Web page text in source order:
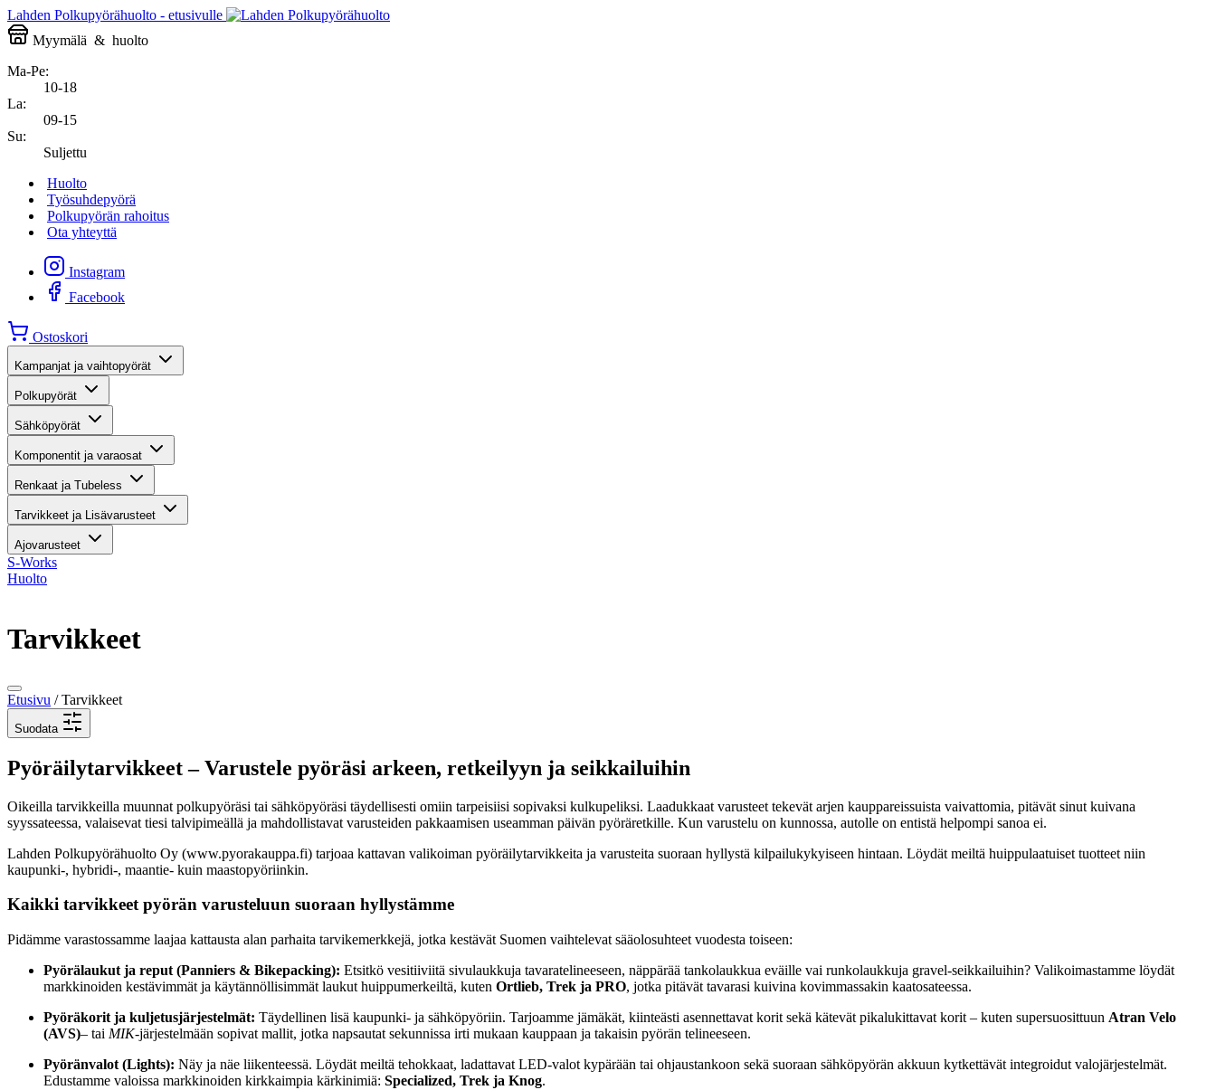
Lahden Polkupyörähuolto - etusivulle
Myymälä & huolto
Ma-Pe:
10-18
La:
09-15
Su:
Suljettu
Huolto
Työsuhdepyörä
Polkupyörän rahoitus
Ota yhteyttä
Instagram
Facebook
Ostoskori
Kampanjat ja vaihtopyörät
Polkupyörät
Sähköpyörät
Komponentit ja varaosat
Renkaat ja Tubeless
Tarvikkeet ja Lisävarusteet
Ajovarusteet
S-Works
Huolto
Tarvikkeet
Etusivu / Tarvikkeet
Suodata
Pyöräilytarvikkeet – Varustele pyöräsi arkeen, retkeilyyn ja seikkailuihin
Oikeilla tarvikkeilla muunnat polkupyöräsi tai sähköpyöräsi täydellisesti omiin tarpeisiisi sopivaksi kulkupeliksi. Laadukkaat varusteet tekevät arjen kauppareissuista vaivattomia, pitävät sinut kuivana
syyssateessa, valaisevat tiesi talvipimeällä ja mahdollistavat varusteiden pakkaamisen useamman päivän pyöräretkille. Kun varustelu on kunnossa, autolle on entistä helpompi sanoa ei.
Lahden Polkupyörähuolto Oy (www.pyorakauppa.fi) tarjoaa kattavan valikoiman pyöräilytarvikkeita ja varusteita suoraan hyllystä kilpailukykyiseen hintaan. Löydät meiltä huippulaatuiset tuotteet niin
kaupunki-, hybridi-, maantie- kuin maastopyöriinkin.
Kaikki tarvikkeet pyörän varusteluun suoraan hyllystämme
Pidämme varastossamme laajaa kattausta alan parhaita tarvikemerkkejä, jotka kestävät Suomen vaihtelevat sääolosuhteet vuodesta toiseen:
Pyörälaukut ja reput (Panniers & Bikepacking): Etsitkö vesitiiviitä sivulaukkuja tavaratelineeseen, näppärää tankolaukkua eväille vai runkolaukkuja gravel-seikkailuihin? Valikoimastamme löydät
markkinoiden kestävimmät ja käytännöllisimmät laukut huippumerkeiltä, kuten Ortlieb, Trek ja PRO, jotka pitävät tavarasi kuivina kovimmassakin kaatosateessa.
Pyöräkorit ja kuljetusjärjestelmät: Täydellinen lisä kaupunki- ja sähköpyöriin. Tarjoamme jämäkät, kiinteästi asennettavat korit sekä kätevät pikalukittavat korit – kuten supersuosittuun Atran Velo
(AVS)– tai MIK-järjestelmään sopivat mallit, jotka napsautat sekunnissa irti mukaan kauppaan ja takaisin pyörän telineeseen.
Pyöränvalot (Lights): Näy ja näe liikenteessä. Löydät meiltä tehokkaat, ladattavat LED-valot kypärään tai ohjaustankoon sekä suoraan sähköpyörän akkuun kytkettävät integroidut valojärjestelmät.
Edustamme valoissa markkinoiden kirkkaimpia kärkinimiä: Specialized, Trek ja Knog.